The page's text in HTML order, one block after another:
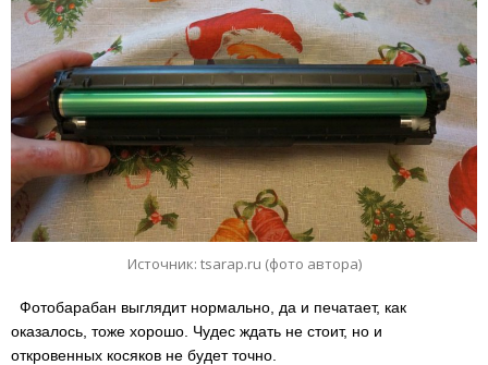
Источник: tsarap.ru (фото автора)
Фотобарабан выглядит нормально, да и печатает, как
оказалось, тоже хорошо. Чудес ждать не стоит, но и
откровенных косяков не будет точно.